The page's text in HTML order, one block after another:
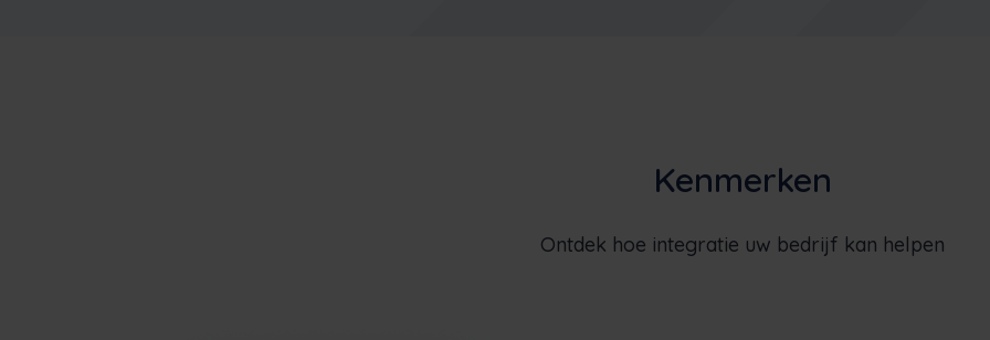
Kenmerken
Ontdek hoe integratie uw bedrijf kan helpen